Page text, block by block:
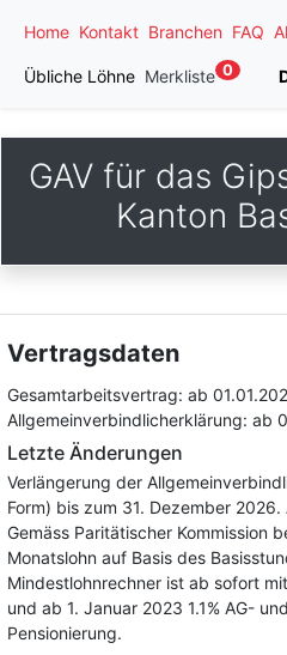
Home Kontakt Branchen FAQ
Übliche Löhne Merkliste 0
GAV für das
Kanton
Vertragsdaten
Gesamtarbeitsvertrag: ab
Allgemeinverbindlicherklärung: ab
Letzte Änderungen
Verlängerung der
Form) bis zum 31. Dezember
Gemäss Paritätischer Kommission
Monatslohn auf Basis des
Mindestlohnrechner ist ab sofort
und ab 1. Januar 2023 1.1% AG-
Pensionierung.